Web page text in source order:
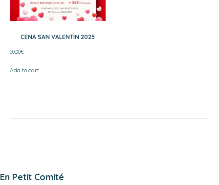
CENA SAN VALENTIN 2025
50,00€
Add to cart
En Petit Comité